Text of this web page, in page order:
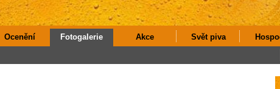
Ocenění Fotogalerie Akce Svět piva